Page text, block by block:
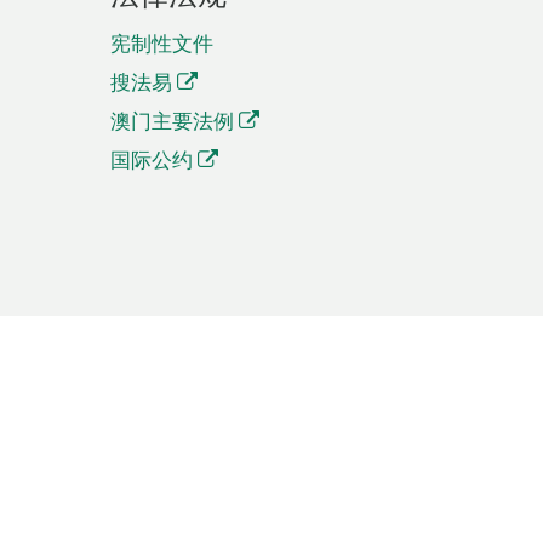
宪制性文件
搜法易
澳门主要法例
国际公约